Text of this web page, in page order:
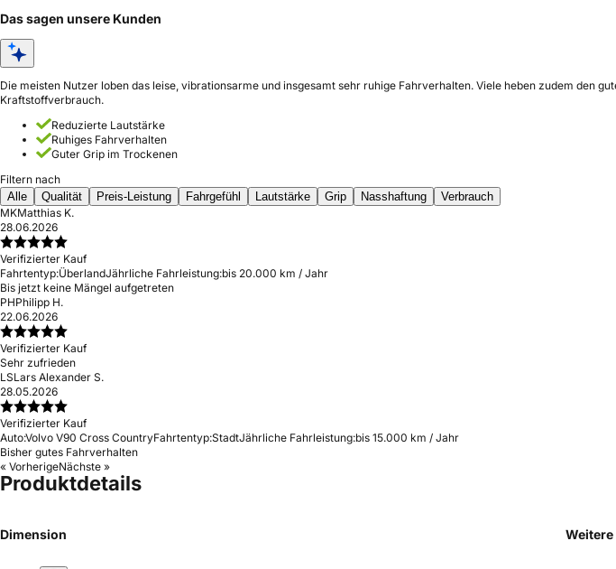
Das sagen unsere Kunden
Die meisten Nutzer loben das leise, vibrationsarme und insgesamt sehr ruhige Fahrverhalten. Viele heben zudem den
Kraftstoffverbrauch.
Reduzierte Lautstärke
Ruhiges Fahrverhalten
Guter Grip im Trockenen
Filtern nach
Alle
Qualität Preis-Leistung Fahrgefühl Lautstärke Grip Nasshaftung
Verbrauch
MKMatthias K.
28.06.2026
Verifizierter Kauf
Fahrtentyp:ÜberlandJährliche Fahrleistung:bis 20.000 km / Jahr
Bis jetzt keine Mängel aufgetreten
PHPhilipp H.
22.06.2026
Verifizierter Kauf
Sehr zufrieden
LSLars Alexander S.
28.05.2026
Verifizierter Kauf
Auto:Volvo V90 Cross CountryFahrtentyp:StadtJährliche Fahrleistung:bis 15.000 km / Jahr
Bisher gutes Fahrverhalten
« VorherigeNächste »
Produktdetails
Dimension